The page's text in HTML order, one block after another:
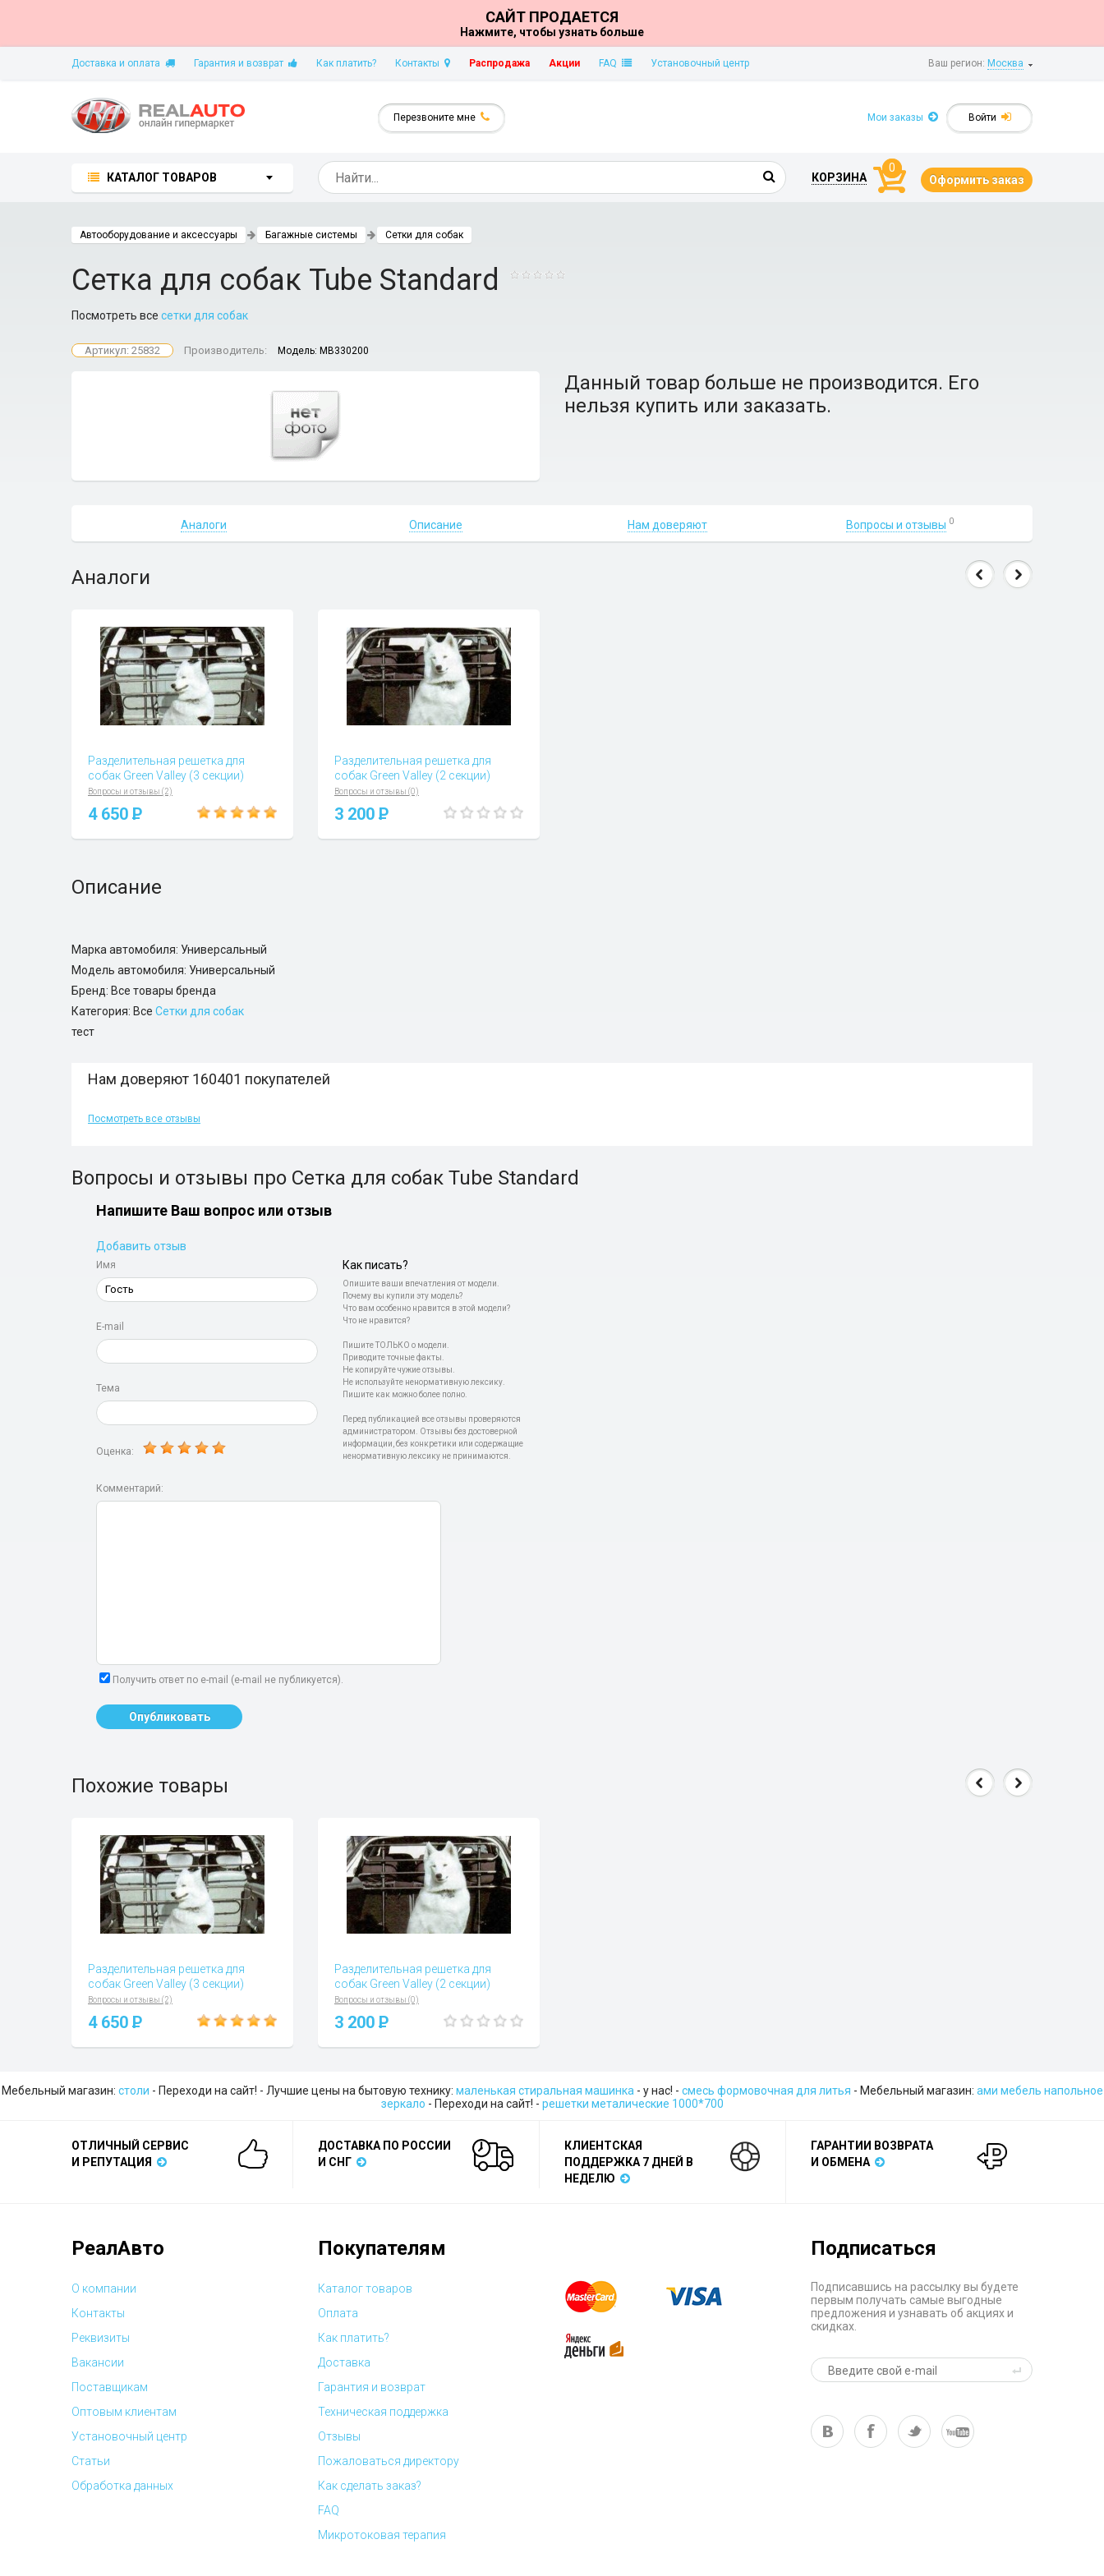
САЙТ ПРОДАЕТСЯ
Нажмите, чтобы узнать больше
Ваш регион: Москва
Доставка и оплата Гарантия и возврат Как платить? Контакты Распродажа Акции FAQ Установочный центр
Перезвоните мне Войти
Мои заказы
КАТАЛОГ ТОВАРОВ КОРЗИНА
0
Оформить заказ
Автооборудование и аксессуары Багажные системы Сетки для собак
Сетка для собак Tube Standard
Посмотреть все сетки для собак
Артикул: 25832 Производитель: Модель: MB330200
Данный товар больше не производится. Его
нельзя купить или заказать.
Аналоги Описание Нам доверяют Вопросы и отзывы 0
Аналоги
Разделительная решетка для
собак Green Valley (3 секции)
Вопросы и отзывы (2)
4 650 P
Разделительная решетка для
собак Green Valley (2 секции)
Вопросы и отзывы (0)
3 200 P
Описание
Марка автомобиля: Универсальный
Модель автомобиля: Универсальный
Бренд: Все товары бренда
Категория: Все Сетки для собак
тест
Нам доверяют 160401 покупателей
Посмотреть все отзывы
Вопросы и отзывы про Сетка для собак Tube Standard
Напишите Ваш вопрос или отзыв
Добавить отзыв
Имя
E-mail
Тема
Оценка:
Как писать?
Опишите ваши впечатления от модели.
Почему вы купили эту модель?
Что вам особенно нравится в этой модели?
Что не нравится?
Пишите ТОЛЬКО о модели.
Приводите точные факты.
Не копируйте чужие отзывы.
Не используйте ненормативную лексику.
Пишите как можно более полно.
Перед публикацией все отзывы проверяются
администратором. Отзывы без достоверной
информации, без конкретики или содержащие
ненормативную лексику не принимаются.
Комментарий:
Получить ответ по e-mail (e-mail не публикуется).
Опубликовать
Похожие товары
Разделительная решетка для
собак Green Valley (3 секции)
Вопросы и отзывы (2)
4 650 P
Разделительная решетка для
собак Green Valley (2 секции)
Вопросы и отзывы (0)
3 200 P
Мебельный магазин: столи - Переходи на сайт! - Лучшие цены на бытовую технику: маленькая стиральная машинка - у нас! - смесь формовочная для литья - Мебельный магазин: ами мебель напольное
зеркало - Переходи на сайт! - решетки металические 1000*700
ОТЛИЧНЫЙ СЕРВИС
И РЕПУТАЦИЯ
ДОСТАВКА ПО РОССИИ
И СНГ
КЛИЕНТСКАЯ
ПОДДЕРЖКА 7 ДНЕЙ В
НЕДЕЛЮ
ГАРАНТИИ ВОЗВРАТА
И ОБМЕНА
РеалАвто
О компании
Контакты
Реквизиты
Вакансии
Поставщикам
Оптовым клиентам
Установочный центр
Статьи
Обработка данных
Покупателям
Каталог товаров
Оплата
Как платить?
Доставка
Гарантия и возврат
Техническая поддержка
Отзывы
Пожаловаться директору
Как сделать заказ?
FAQ
Микротоковая терапия
Подписаться
Подписавшись на рассылку вы будете
первым получать самые выгодные
предложения и узнавать об акциях и
скидках.